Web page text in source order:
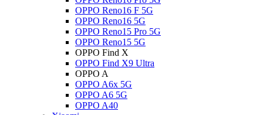
OPPO Reno16 F 5G
OPPO Reno16 5G
OPPO Reno15 Pro 5G
OPPO Reno15 5G
OPPO Find X
OPPO Find X9 Ultra
OPPO A
OPPO A6x 5G
OPPO A6 5G
OPPO A40